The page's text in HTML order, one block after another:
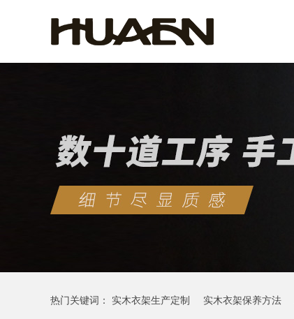
热门关键词： 实木衣架生产定制 实木衣架保养方法